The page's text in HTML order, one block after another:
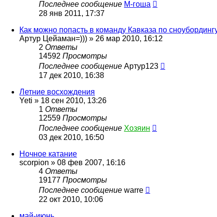
Последнее сообщение М-гоша
28 янв 2011, 17:37
Как можно попасть в команду Кавказа по
Артур Цейаман=))) » 26 мар 2010, 16:12
2 Ответы
14592 Просмотры
Последнее сообщение Артур123
17 дек 2010, 16:38
Летние восхождения
Yeti » 18 сен 2010, 13:26
1 Ответы
12559 Просмотры
Последнее сообщение Хозяин
03 дек 2010, 16:50
Ночное катание
scorpion » 08 фев 2007, 16:16
4 Ответы
19177 Просмотры
Последнее сообщение warre
22 окт 2010, 10:06